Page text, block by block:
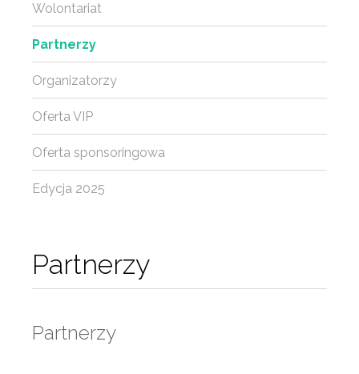
Partnerzy
Partnerzy
Wolontariat
Partnerzy
Organizatorzy
Oferta VIP
Oferta sponsoringowa
Edycja 2025